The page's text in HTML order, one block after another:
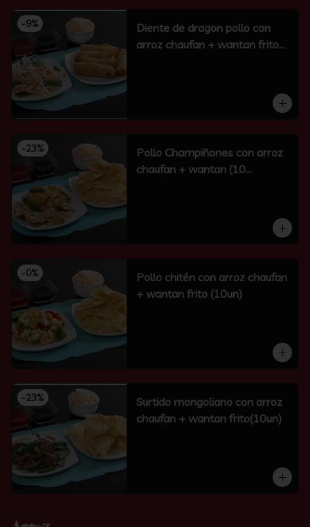
-9%
Diente de dragon pollo con
arroz chaufan + wantan frito
-23%
Pollo Champiñones con arroz
chaufan + wantan (10
-0%
Pollo chitén con arroz chaufan
+ wantan frito (10un)
-23%
Surtido mongoliano con arroz
chaufan + wantan frito(10un)